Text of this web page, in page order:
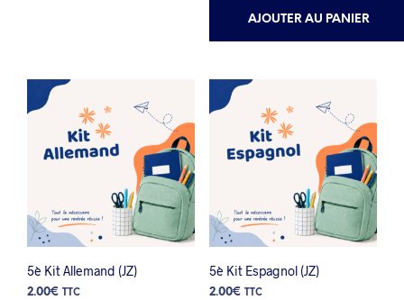
AJOUTER AU PANIER
5è Kit Allemand (JZ)
2.00€ TTC
5è Kit Espagnol (JZ)
2.00€ TTC